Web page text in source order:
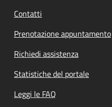
Contatti
Prenotazione appuntamento
Richiedi assistenza
Statistiche del portale
Leggi le FAQ